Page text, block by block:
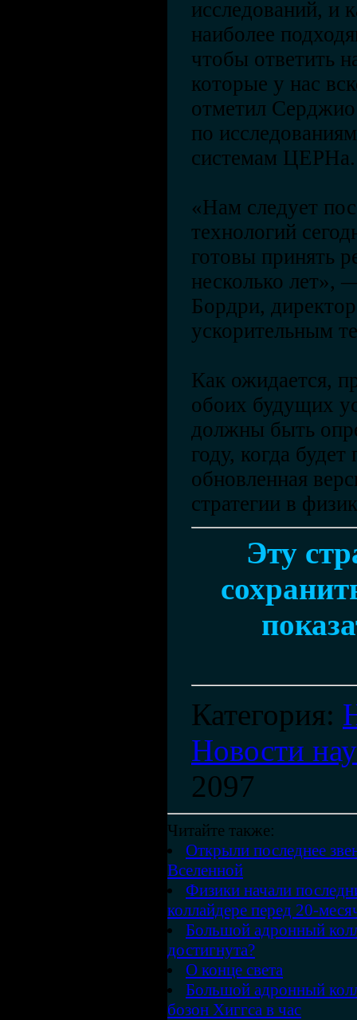
исследований, и
наиболее
чтобы ответить
которые у нас
отметил
по
системам ЦЕРНа.
«Нам следует
технологий
готовы принять
несколько лет»,
Бордри,
ускорительным
Как ожидается,
обоих будущих
должны быть
году, когда будет
обновленная
стратегии в
Эту
Категория:
Новости
2097
Читайте также:
Открыли последнее
Вселенной
Физики начали
коллайдере перед 20-
Большой адронный
достигнута?
О конце света
Большой адронный
бозон Хиггса в час